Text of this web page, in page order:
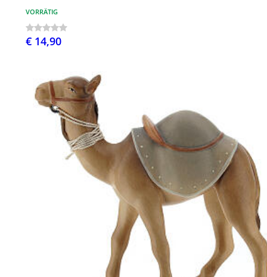
VORRÄTIG
€ 14,90